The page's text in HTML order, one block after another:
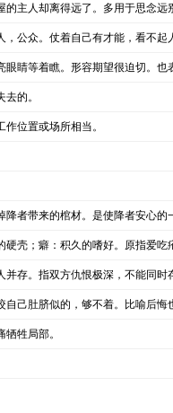
的主人却离得远了。多用于思念远
，公众。仗着自己有才能，看不起
眼睛等着瞧。形容期望很迫切。也
的。
位置或场所相当。
降者带来的棺材。是使降者安心的
硬壳；癖：积久的嗜好。原指爱
并存。指双方仇恨极深，不能同时
自己肚脐似的，够不着。比喻后悔
牲局部。